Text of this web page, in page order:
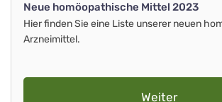
Neue homöopathische Mittel 2023
Hier finden Sie eine Liste unserer neuen
Arzneimittel.
Weiter